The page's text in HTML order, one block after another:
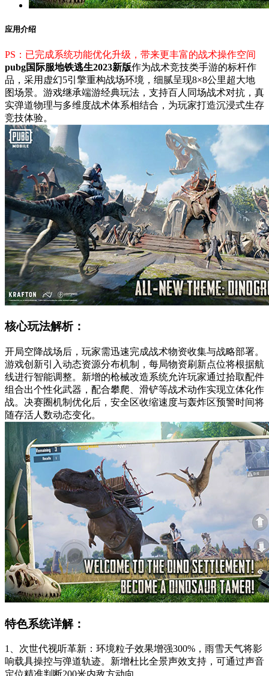
应用介绍
PS：已完成系统功能优化升级，带来更丰富的战术操作空间
pubg国际服地铁逃生2023新版作为战术竞技类手游的标杆作
品，采用虚幻5引擎重构战场环境，细腻呈现8×8公里超大地
图场景。游戏继承端游经典玩法，支持百人同场战术对抗，真
实弹道物理与多维度战术体系相结合，为玩家打造沉浸式生存
竞技体验。
核心玩法解析：
开局空降战场后，玩家需迅速完成战术物资收集与战略部署。
游戏创新引入动态资源分布机制，每局物资刷新点位将根据航
线进行智能调整。新增的枪械改造系统允许玩家通过拾取配件
组合出个性化武器，配合攀爬、滑铲等战术动作实现立体化作
战。决赛圈机制优化后，安全区收缩速度与轰炸区预警时间将
随存活人数动态变化。
特色系统详解：
1、次世代视听革新：环境粒子效果增强300%，雨雪天气将影
响载具操控与弹道轨迹。新增杜比全景声效支持，可通过声音